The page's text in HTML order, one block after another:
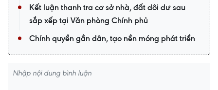
Kết luận thanh tra cơ sở nhà, đất dôi dư sau
sắp xếp tại Văn phòng Chính phủ
Chính quyền gần dân, tạo nền móng phát triển